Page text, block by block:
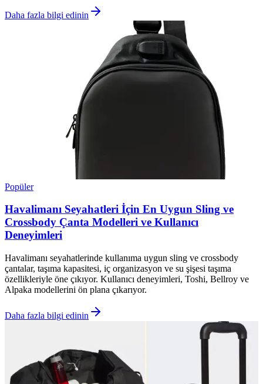
Daha fazla bilgi edinin
Popüler
Havalimanı Seyahatleri İçin En Uygun Sling ve
Crossbody Çanta Modelleri ve Kullanıcı
Deneyimleri
Havalimanı seyahatlerinde kullanıma uygun sling ve crossbody
çantalar, taşıma kapasitesi, iç organizasyon ve su şişesi taşıma
özellikleriyle öne çıkıyor. Kullanıcı deneyimleri, Toshi, Bellroy ve
Alpaka modellerini ön plana çıkarıyor.
Daha fazla bilgi edinin